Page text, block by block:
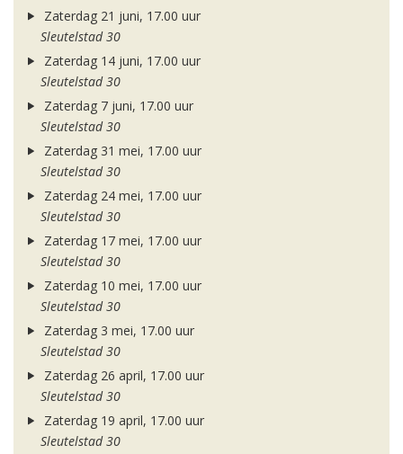
Zaterdag 21 juni, 17.00 uur
Sleutelstad 30
Zaterdag 14 juni, 17.00 uur
Sleutelstad 30
Zaterdag 7 juni, 17.00 uur
Sleutelstad 30
Zaterdag 31 mei, 17.00 uur
Sleutelstad 30
Zaterdag 24 mei, 17.00 uur
Sleutelstad 30
Zaterdag 17 mei, 17.00 uur
Sleutelstad 30
Zaterdag 10 mei, 17.00 uur
Sleutelstad 30
Zaterdag 3 mei, 17.00 uur
Sleutelstad 30
Zaterdag 26 april, 17.00 uur
Sleutelstad 30
Zaterdag 19 april, 17.00 uur
Sleutelstad 30